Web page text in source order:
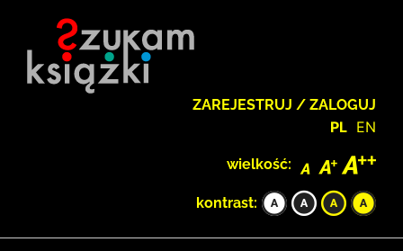
ZAREJESTRUJ / ZALOGUJ
PL EN
wielkość:
kontrast: